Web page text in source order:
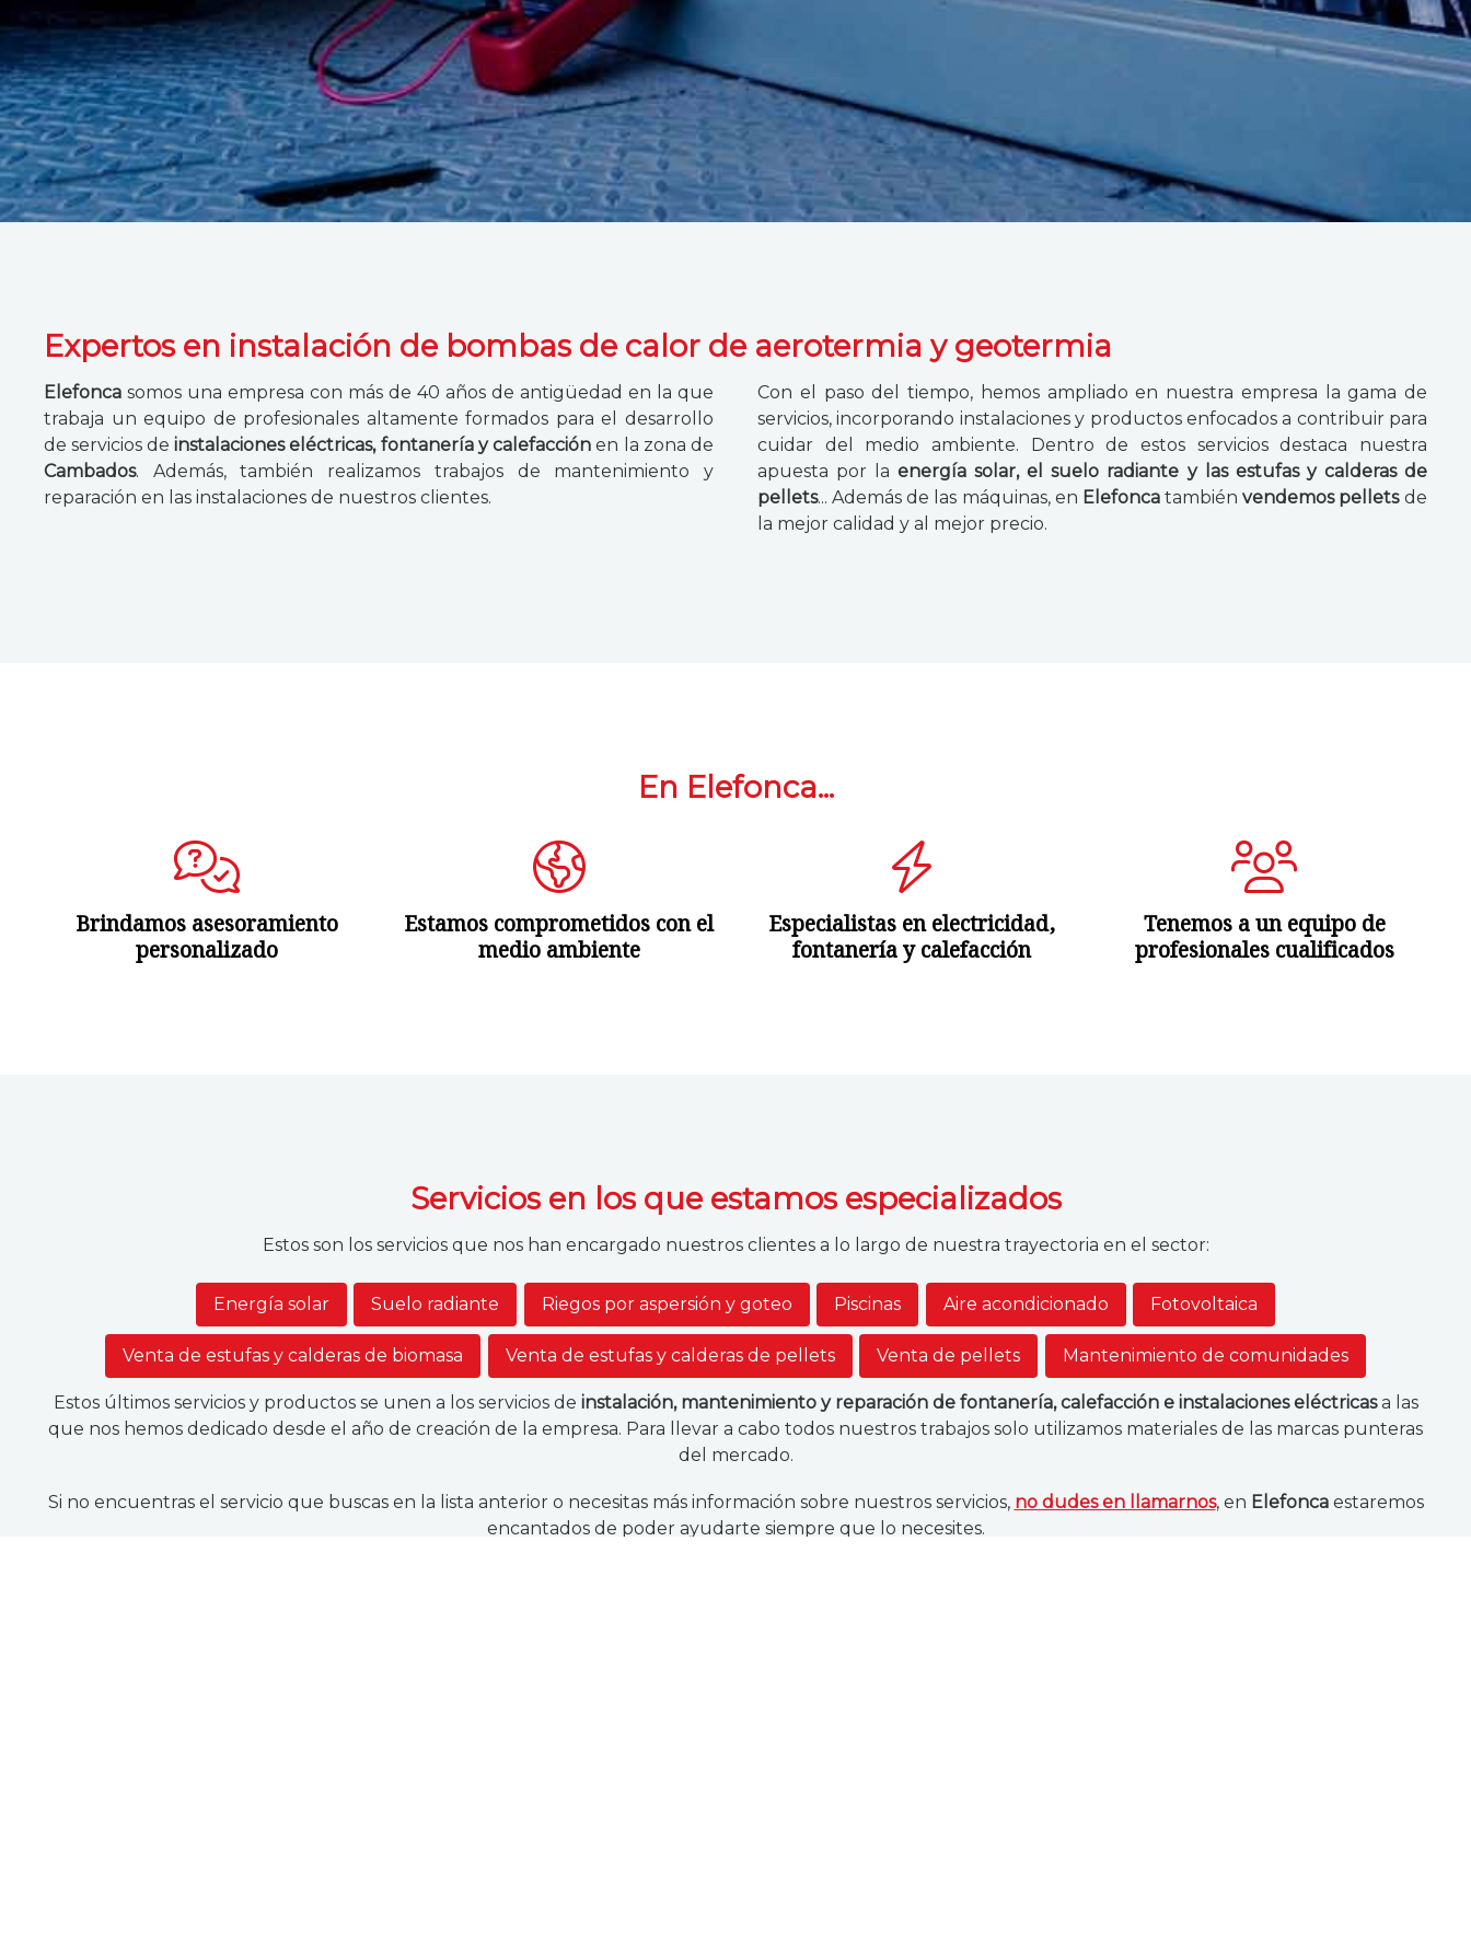
Expertos en instalación de bombas de calor de aerotermia y geotermia
Elefonca somos una empresa con más de 40 años de antigüedad en la que
trabaja un equipo de profesionales altamente formados para el desarrollo
de servicios de instalaciones eléctricas, fontanería y calefacción en la zona de
Cambados. Además, también realizamos trabajos de mantenimiento y
reparación en las instalaciones de nuestros clientes.
Con el paso del tiempo, hemos ampliado en nuestra empresa la gama de
servicios, incorporando instalaciones y productos enfocados a contribuir para
cuidar del medio ambiente. Dentro de estos servicios destaca nuestra
apuesta por la energía solar, el suelo radiante y las estufas y calderas de
pellets... Además de las máquinas, en Elefonca también vendemos pelletsde
la mejor calidad y al mejor precio.
En Elefonca...
Brindamos asesoramiento
personalizado
Estamos comprometidos con el
medio ambiente
Especialistas en electricidad,
fontanería y calefacción
Tenemos a un equipo de
profesionales cualificados
Servicios en los que estamos especializados
Estos son los servicios que nos han encargado nuestros clientes a lo largo de nuestra trayectoria en el sector:
Energía solar Suelo radiante Riegos por aspersión y goteo Piscinas Aire acondicionado Fotovoltaica
Venta de estufas y calderas de biomasa Venta de estufas y calderas de pellets Venta de pellets Mantenimiento de comunidades
Estos últimos servicios y productos se unen a los servicios de instalación, mantenimiento y reparación de fontanería, calefacción e instalaciones eléctricasa las
que nos hemos dedicado desde el año de creación de la empresa. Para llevar a cabo todos nuestros trabajos solo utilizamos materiales de las marcas punteras
del mercado.
Si no encuentras el servicio que buscas en la lista anterior o necesitas más información sobre nuestros servicios, no dudes en llamarnos, en Elefoncaestaremos
encantados de poder ayudarte siempre que lo necesites.